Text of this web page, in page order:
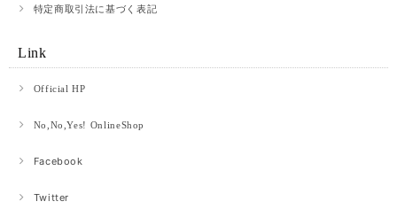
特定商取引法に基づく表記
Link
Official HP
No,No,Yes! OnlineShop
Facebook
Twitter